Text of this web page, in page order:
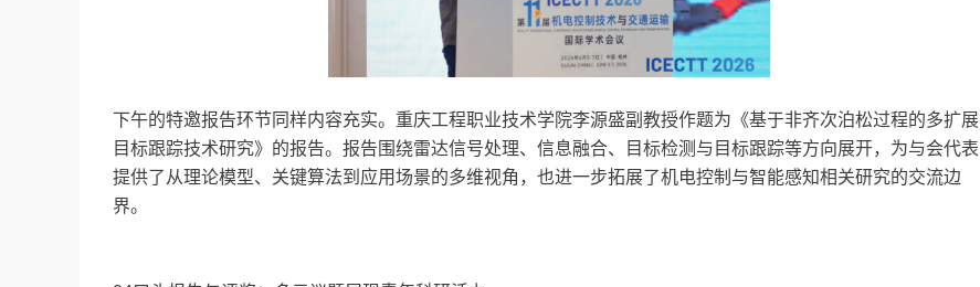
下午的特邀报告环节同样内容充实。重庆工程职业技术学院李源盛副教授作题为《基于非齐次泊松过程的多扩展
目标跟踪技术研究》的报告。报告围绕雷达信号处理、信息融合、目标检测与目标跟踪等方向展开，为与会代表
提供了从理论模型、关键算法到应用场景的多维视角，也进一步拓展了机电控制与智能感知相关研究的交流边
界。